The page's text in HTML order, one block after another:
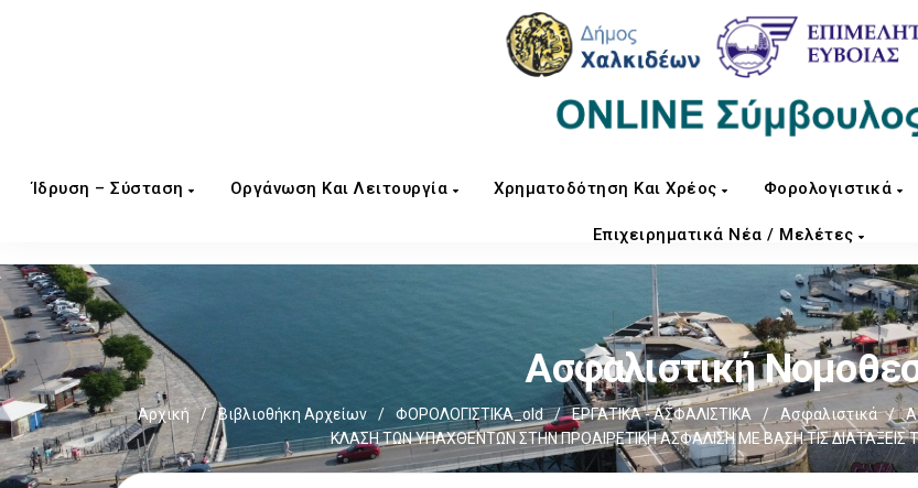
Ίδρυση – Σύσταση Οργάνωση Και Λειτουργία Χρηματοδότηση Και Χρέος Φορολογιστικά
Επιχειρηματικά Νέα / Μελέτες
Ασφαλιστική
Αρχική / Βιβλιοθήκη Αρχείων / ΦΟΡΟΛΟΓΙΣΤΙΚΑ_old / ΕΡΓΑΤΙΚΑ - ΑΣΦΑΛΙΣΤΙΚΑ / Ασφαλιστικά /
ΚΛΑΣΗ ΤΩΝ ΥΠΑΧΘΕΝΤΩΝ ΣΤΗΝ ΠΡΟΑΙΡΕΤΙΚΗ ΑΣΦΑΛΙΣΗ ΜΕ ΒΑΣΗ ΤΙΣ